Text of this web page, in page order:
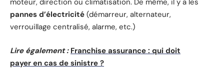
moteur, direction ou climatisation. De même, il y a les
pannes d’électricité (démarreur, alternateur,
verrouillage centralisé, alarme, etc.)
Lire également : Franchise assurance : qui doit
payer en cas de sinistre ?